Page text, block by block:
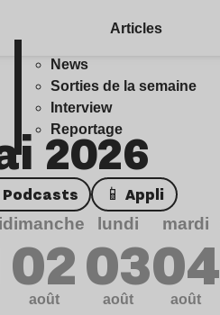
Articles
News
Sorties de la semaine
Interview
Reportage
2026
🎙️ Podcasts 📱 Appli
dimanche
02
août
lundi
03
août
mardi
04
août